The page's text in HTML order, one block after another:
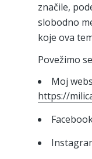
značile,
slobodno
koje ova
Povežimo
Moj
https://